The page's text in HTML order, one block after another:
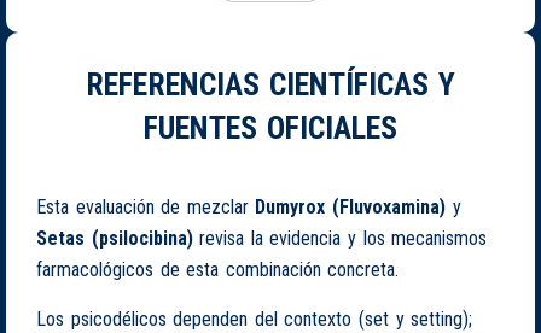
REFERENCIAS CIENTÍFICAS Y
FUENTES OFICIALES
Esta evaluación de mezclar Dumyrox (Fluvoxamina) y
Setas (psilocibina)revisa la evidencia y los mecanismos
farmacológicos de esta combinación concreta.
Los psicodélicos dependen del contexto (set y setting);